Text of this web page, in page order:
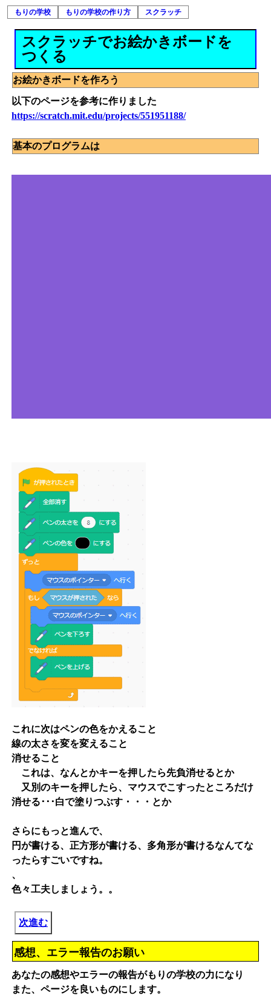
もりの学校 もりの学校の作り方 スクラッチ
スクラッチでお絵かきボードを
つくる
お絵かきボードを作ろう
以下のページを参考に作りました
https://scratch.mit.edu/projects/551951188/
基本のプログラムは
これに次はペンの色をかえること
線の太さを変を変えること
消せること
これは、なんとかキーを押したら先負消せるとか
又別のキーを押したら、マウスでこすったところだけ
消せる･･･白で塗りつぶす・・・とか
さらにもっと進んで、
円が書ける、正方形が書ける、多角形が書けるなんてな
ったらすごいですね。
、
色々工夫しましょう。。
次進む
感想、エラー報告のお願い
あなたの感想やエラーの報告がもりの学校の力になり
また、ページを良いものにします。